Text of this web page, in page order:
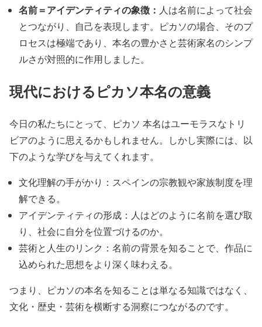
名前＝アイデンティティの象徴： 人は名前によって社会
とつながり、自己を表現します。ピカソの場合、そのプ
ロセスは極端であり、本名の豊かさと芸術家名のシンプ
ルさが対照的に作用しました。
現代におけるピカソ本名の意義
今日の私たちにとって、ピカソ 本名はユーモラスなトリ
ビアのように思えるかもしれません。しかし実際には、以
下のような学びを与えてくれます。
文化理解の手がかり：スペインの宗教観や家族制度を理
解できる。
アイデンティティの形成：人はどのように名前を選び取
り、社会に自分を位置づけるのか。
芸術と人生のリンク：名前の背景を知ることで、作品に
込められた思想をより深く味わえる。
つまり、ピカソの本名を知ることは単なる知識ではなく、
文化・歴史・芸術を横断する洞察につながるのです。